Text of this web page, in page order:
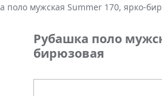
поло мужская Summer 170, ярко-
Рубашка поло
бирюзовая